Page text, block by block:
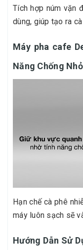
Tích hợp núm vặn
dùng, giúp tạo ra
Máy pha cafe
Năng Chống
Hạn chế cà phê
máy luôn sạch sẽ
Hướng Dẫn Sử